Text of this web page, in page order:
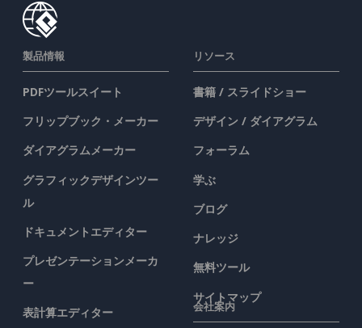
製品情報
PDFツールスイート
フリップブック・メーカー
ダイアグラムメーカー
グラフィックデザインツー
ル
ドキュメントエディター
プレゼンテーションメーカ
ー
表計算エディター
リソース
書籍 / スライドショー
デザイン / ダイアグラム
フォーラム
学ぶ
ブログ
ナレッジ
無料ツール
サイトマップ
会社案内